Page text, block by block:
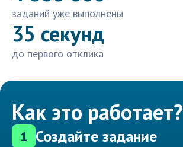
заданий уже выполнены
35 секунд
до первого отклика
Как это работает?
1 Создайте задание